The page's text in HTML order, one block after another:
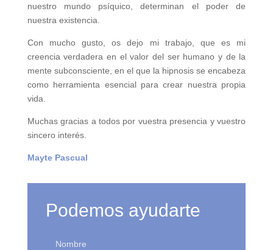
nuestro mundo psíquico, determinan el poder de
nuestra existencia.
Con mucho gusto, os dejo mi trabajo, que es mi
creencia verdadera en el valor del ser humano y de la
mente subconsciente, en el que la hipnosis se encabeza
como herramienta esencial para crear nuestra propia
vida.
Muchas gracias a todos por vuestra presencia y vuestro
sincero interés.
Mayte Pascual
Podemos ayudarte